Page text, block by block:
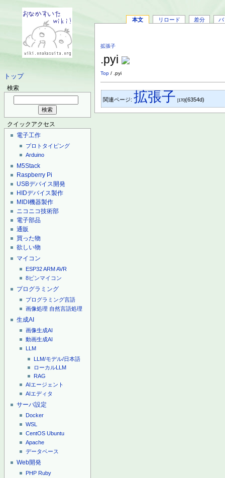
トップ
検索
クイックアクセス
電子工作
プロトタイピング
Arduino
M5Stack
Raspberry Pi
USBデバイス開発
HIDデバイス製作
MIDI機器製作
ニコニコ技術部
電子部品
通販
買った物
欲しい物
マイコン
ESP32ARMAVR
8ピンマイコン
プログラミング
プログラミング言語
画像処理 自然言語処理
生成AI
画像生成AI
動画生成AI
LLM
LLM/モデル/日本語
ローカルLLM
RAG
AIエージェント
AIエディタ
サーバ設定
Docker
WSL
CentOS Ubuntu
Apache
データベース
Web開発
PHP Ruby
本文 リロード 差分 バ
拡張子
.pyi
Top / .pyi
関連ページ:拡張子 [170](6354d)